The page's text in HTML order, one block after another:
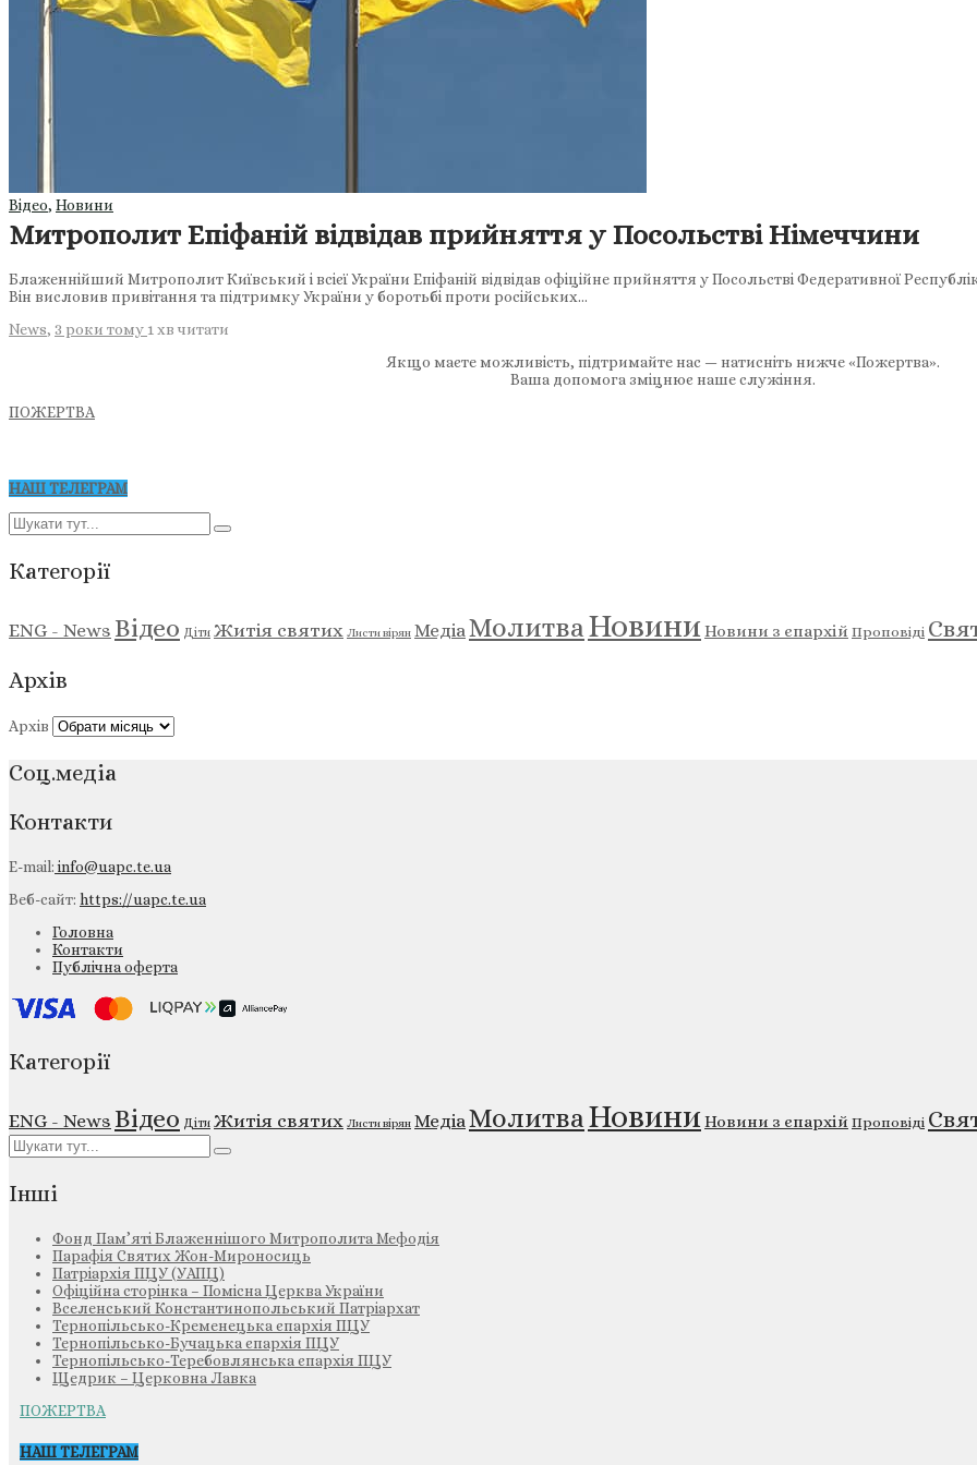
Відео, Новини
Митрополит Епіфаній відвідав прийняття у Посольстві Німеччини
Блаженнійший Митрополит Київський і всієї України Епіфаній відвідав офіційне прийняття у Посольстві Федеративної
Він висловив привітання та підтримку України у боротьбі проти російських…
News, 3 роки тому 1 хв читати
Якщо маєте можливість, підтримайте нас — натисніть нижче «Пожертва».
Ваша допомога зміцнює наше служіння.
ПОЖЕРТВА
НАШ ТЕЛЕГРАМ
Категорії
ENG - News Відео Діти Житія святих Листи вірян МедіаМолитваНовини Новини з єпархій Проповіді
Архів
Архів
Соц.медіа
Контакти
E-mail:info@uapc.te.ua
Веб-сайт: https://uapc.te.ua
Головна
Контакти
Публічна оферта
Категорії
ENG - News Відео Діти Житія святих Листи вірян МедіаМолитваНовиниНовини з єпархій Проповіді
Інші
Фонд Пам’яті Блаженнішого Митрополита Мефодія
Парафія Святих Жон-Мироносиць
Патріархія ПЦУ (УАПЦ)
Офіційна сторінка – Помісна Церква України
Вселенський Константинопольський Патріархат
Тернопільсько-Кременецька єпархія ПЦУ
Тернопільсько-Бучацька єпархія ПЦУ
Тернопільсько-Теребовлянська єпархія ПЦУ
Щедрик – Церковна Лавка
ПОЖЕРТВА
НАШ ТЕЛЕГРАМ